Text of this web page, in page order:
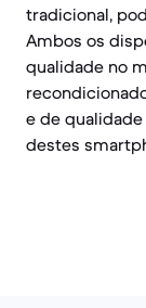
tradicional,
Ambos os
qualidade no
e de
destes